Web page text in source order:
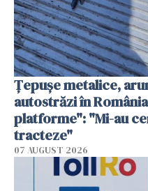
Țepușe metalice,
autostrăzi în
platforme": "Mi-au
tracteze"
07 AUGUST 2026